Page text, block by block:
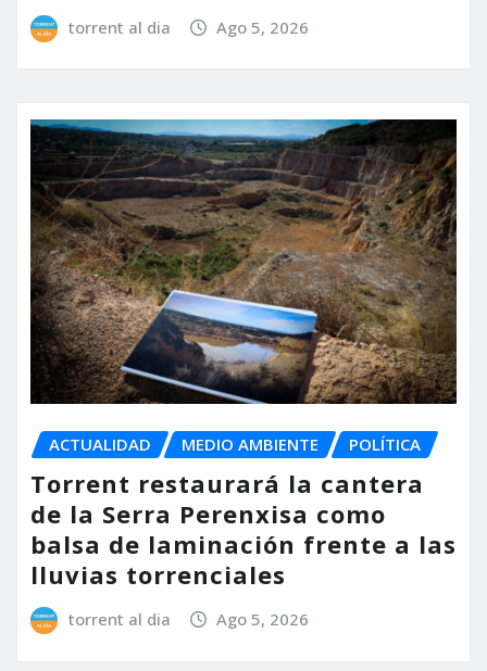
torrent al dia Ago 5, 2026
ACTUALIDAD MEDIO AMBIENTE POLÍTICA
Torrent restaurará la cantera
de la Serra Perenxisa como
balsa de laminación frente a las
lluvias torrenciales
torrent al dia Ago 5, 2026